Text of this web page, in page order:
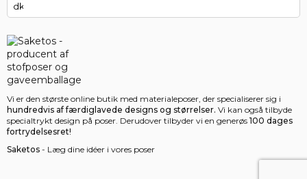
Vi er den største online butik med materialeposer, der specialiserer sig i
hundredvis af færdiglavede designs og størrelser. Vi kan også tilbyde
specialtrykt design på poser. Derudover tilbyder vi en generøs 100 dages
fortrydelsesret!
Saketos - Læg dine idéer i vores poser